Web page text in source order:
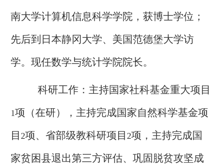
南大学计算机信息科学学院，获博士学位；
先后到日本静冈大学、美国范德堡大学访
学。现任数学与统计学院院长。
科研工作：主持国家社科基金重大项目
1项（在研），主持完成国家自然科学基金项
目 2项、省部级教科研项目 2项，主持完成国
家贫困县退出第三方评估、巩固脱贫攻坚成